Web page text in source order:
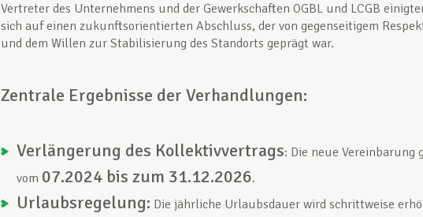
Vertreter des Unternehmens und der Gewerkschaften OGBL und LCGB
sich auf einen zukunftsorientierten Abschluss, der von gegenseitigem
und dem Willen zur Stabilisierung des Standorts geprägt war.
Zentrale Ergebnisse der Verhandlungen:
Verlängerung des Kollektivvertrags: Die neue Vereinbarung
vom 07.2024 bis zum 31.12.2026.
Urlaubsregelung: Die jährliche Urlaubsdauer wird schrittweise